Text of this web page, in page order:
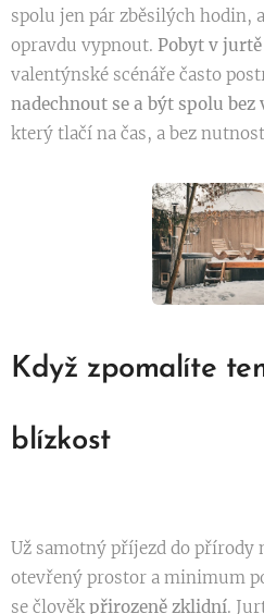
spolu jen pár zběsilých hodin,
opravdu vypnout. Pobyt v jurtě
valentýnské scénáře často
nadechnout se a být spolu bez
který tlačí na čas, a bez
Když zpomalíte
blízkost
Už samotný příjezd do přírody
otevřený prostor a minimum
se člověk přirozeně zklidní.